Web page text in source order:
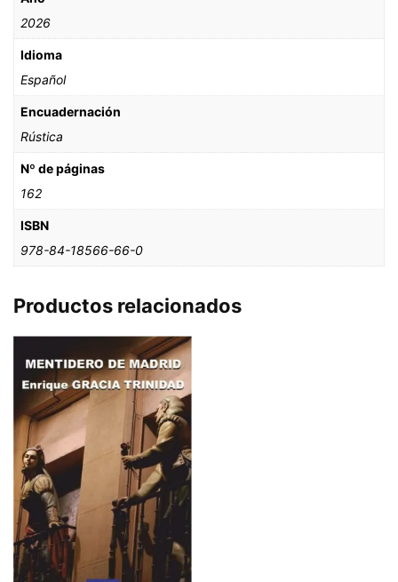
2026
Idioma
Español
Encuadernación
Rústica
Nº de páginas
162
ISBN
978-84-18566-66-0
Productos relacionados